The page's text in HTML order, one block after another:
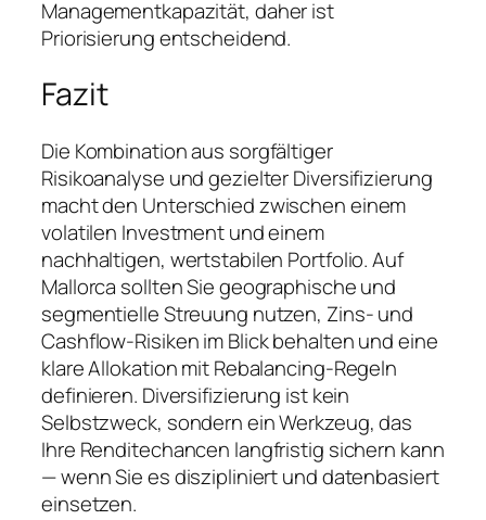
Managementkapazität, daher ist
Priorisierung entscheidend.
Fazit
Die Kombination aus sorgfältiger
Risikoanalyse und gezielter Diversifizierung
macht den Unterschied zwischen einem
volatilen Investment und einem
nachhaltigen, wertstabilen Portfolio. Auf
Mallorca sollten Sie geographische und
segmentielle Streuung nutzen, Zins- und
Cashflow-Risiken im Blick behalten und eine
klare Allokation mit Rebalancing-Regeln
definieren. Diversifizierung ist kein
Selbstzweck, sondern ein Werkzeug, das
Ihre Renditechancen langfristig sichern kann
— wenn Sie es diszipliniert und datenbasiert
einsetzen.